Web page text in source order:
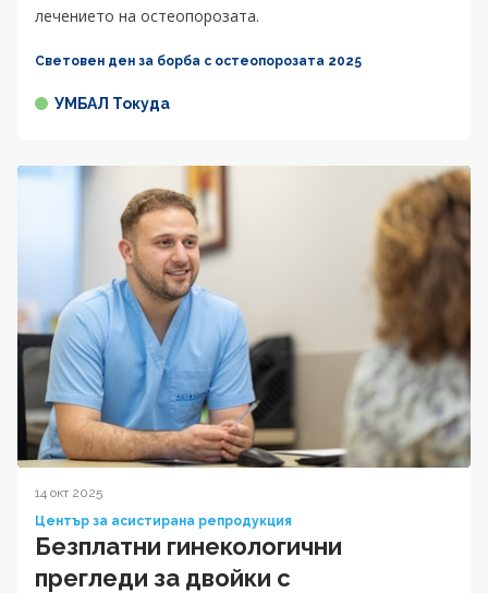
лечението на остеопорозата.
Световен ден за борба с остеопорозата 2025
УМБАЛ Токуда
14 окт 2025
Център за асистирана репродукция
Безплатни гинекологични
прегледи за двойки с